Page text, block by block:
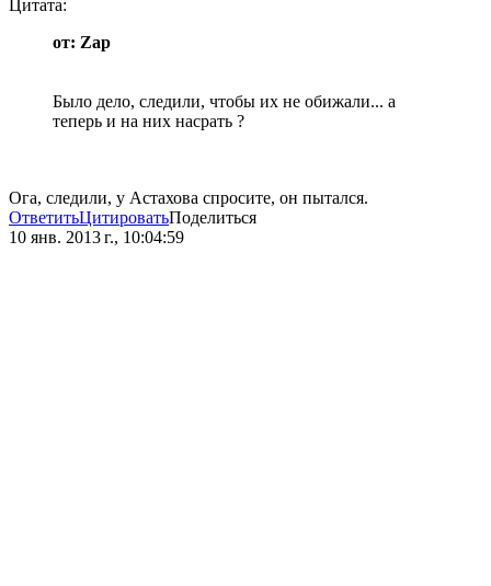
Цитата:
от: Zap
Было дело, следили, чтобы их не обижали... а
теперь и на них насрать ?
Ога, следили, у Астахова спросите, он пытался.
ОтветитьЦитироватьПоделиться
10 янв. 2013 г., 10:04:59